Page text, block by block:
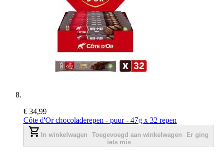
€ 34,99
Côte d'Or chocoladerepen - puur - 47g x 32 repen
In winkelwagen Toegevoegd aan winkelwagen
Er ging
iets mis